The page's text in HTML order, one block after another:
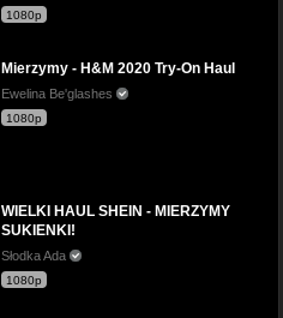
1080p
Mierzymy - H&M 2020 Try-On Haul
Ewelina Be'glashes
1080p
WIELKI HAUL SHEIN - MIERZYMY
SUKIENKI!
Słodka Ada
1080p